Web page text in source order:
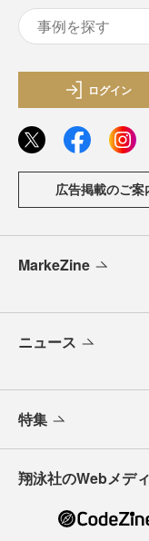
ログイン
広告掲載のご案
MarkeZine
ニュース
特集
翔泳社のWebメデ